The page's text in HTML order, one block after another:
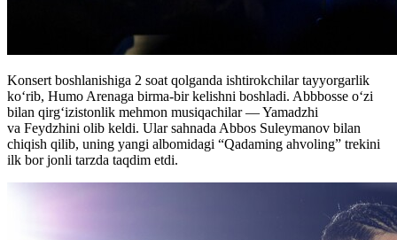
Konsert boshlanishiga 2 soat qolganda ishtirokchilar tayyorgarlik
ko‘rib, Humo Arenaga birma-bir kelishni boshladi. Abbbosse o‘zi
bilan qirg‘izistonlik mehmon musiqachilar — Yamadzhi
va Feydzhini olib keldi. Ular sahnada Abbos Suleymanov bilan
chiqish qilib, uning yangi albomidagi “Qadaming ahvoling” trekini
ilk bor jonli tarzda taqdim etdi.